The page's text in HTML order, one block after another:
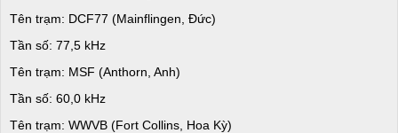
Tên trạm: DCF77 (Mainflingen, Đức)
Tần số: 77,5 kHz
Tên trạm: MSF (Anthorn, Anh)
Tần số: 60,0 kHz
Tên trạm: WWVB (Fort Collins, Hoa Kỳ)